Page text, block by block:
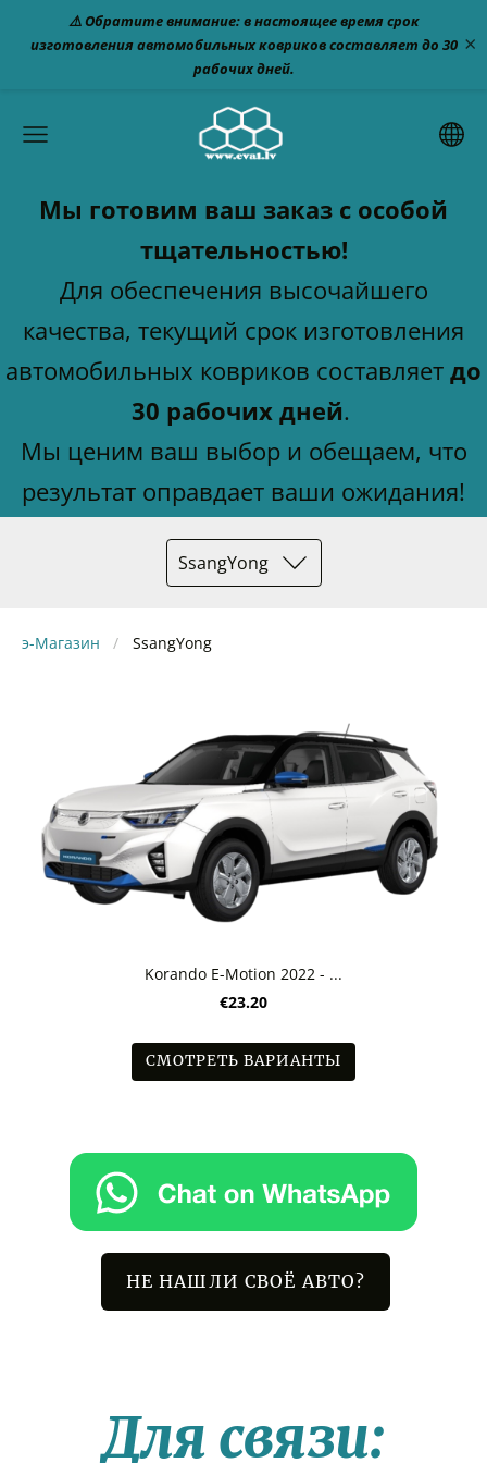
⚠️ Обратите внимание: в настоящее время срок
изготовления автомобильных ковриков составляет до 30
рабочих дней.
×
Мы готовим ваш заказ с особой
тщательностью!
Для обеспечения высочайшего
качества, текущий срок изготовления
автомобильных ковриков составляет до
30 рабочих дней.
Мы ценим ваш выбор и обещаем, что
результат оправдает ваши ожидания!
SsangYong
НЕ НАШЛИ СВОЁ АВТО?
Для связи:
э-Магазин SsangYong
Korando E-Motion 2022 - ...
€23.20
СМОТРЕТЬ ВАРИАНТЫ